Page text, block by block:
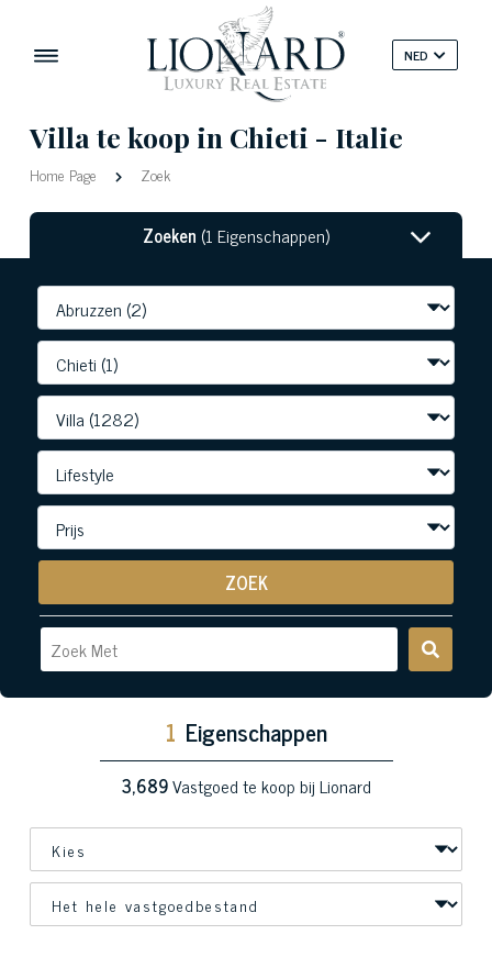
NED
Villa te koop in Chieti - Italie
Home Page Zoek
Zoeken (1 Eigenschappen)
ZOEK
1 Eigenschappen
3,689Vastgoed te koop bij Lionard